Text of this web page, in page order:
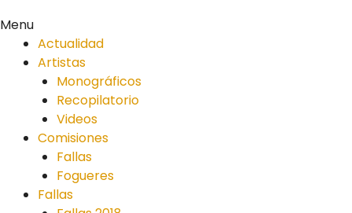
Menu
Actualidad
Artistas
Monográficos
Recopilatorio
Videos
Comisiones
Fallas
Fogueres
Fallas